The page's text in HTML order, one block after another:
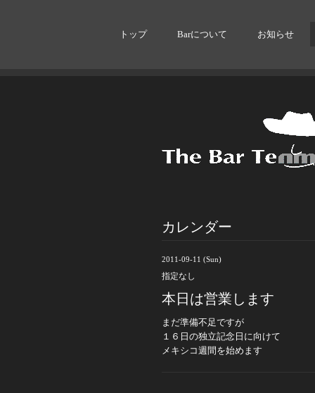
トップ Barについて お知らせ
カレンダー
2011-09-11 (Sun)
指定なし
本日は営業します
まだ準備不足ですが
１６日の独立記念日に向けて
メキシコ週間を始めます